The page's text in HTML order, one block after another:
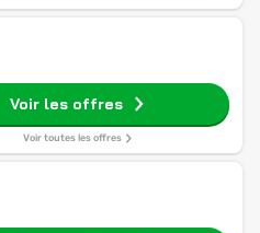
Voir les offres
Voir toutes les offres